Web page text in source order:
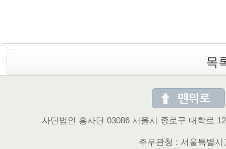
목
사단법인 흥사단 03086 서울시 종로구 대학로
주무관청 : 서울특별시